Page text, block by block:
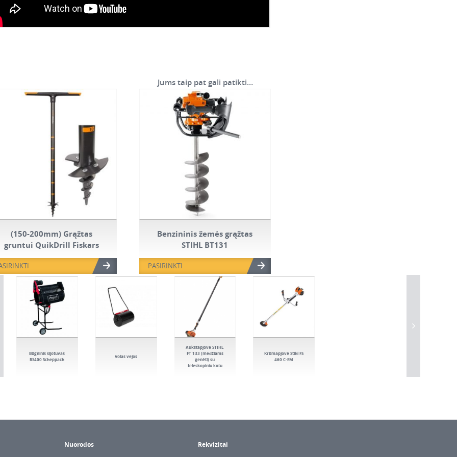
Jums taip pat gali patikti…
(150-200mm) Grąžtas
gruntui QuikDrill Fiskars
Benzininis žemės grąžtas
STIHL BT131
PASIRINKTI
Būgninis sijotuvas
RS400 Scheppach
Volas vejos
Aukštapjovė STIHL
FT 133 (medžiams
genėti) su
teleskopiniu kotu
Krūmapjovė Stihl FS
460 C-EM
Nuorodos Rekvizitai